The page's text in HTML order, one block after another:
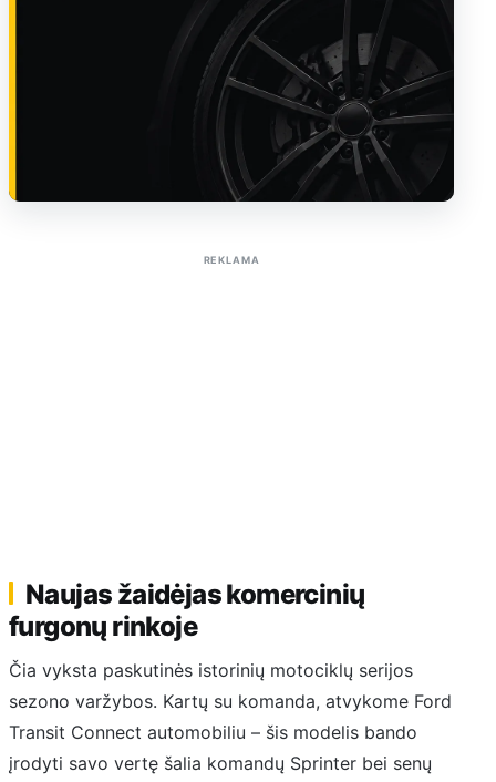
REKLAMA
Naujas žaidėjas komercinių
furgonų rinkoje
Čia vyksta paskutinės istorinių motociklų serijos
sezono varžybos. Kartų su komanda, atvykome Ford
Transit Connect automobiliu – šis modelis bando
įrodyti savo vertę šalia komandų Sprinter bei senų